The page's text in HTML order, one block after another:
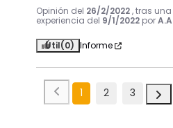
Opinión del 26/2/2022 , tras una
experiencia del 9/1/2022 por
Útil(0) Informe
1 2 3